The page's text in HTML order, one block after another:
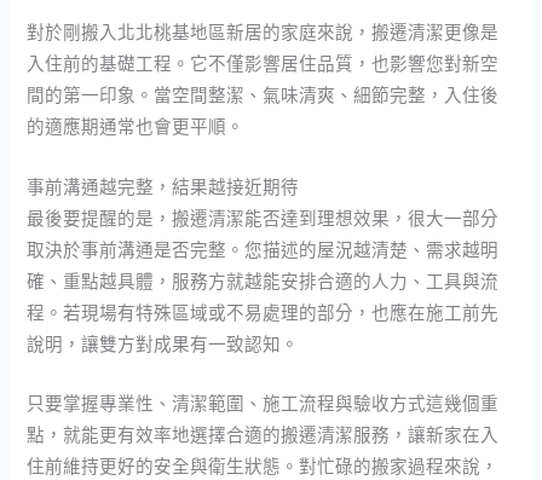
對於剛搬入北北桃基地區新居的家庭來說，搬遷清潔更像是
入住前的基礎工程。它不僅影響居住品質，也影響您對新空
間的第一印象。當空間整潔、氣味清爽、細節完整，入住後
的適應期通常也會更平順。
事前溝通越完整，結果越接近期待
最後要提醒的是，搬遷清潔能否達到理想效果，很大一部分
取決於事前溝通是否完整。您描述的屋況越清楚、需求越明
確、重點越具體，服務方就越能安排合適的人力、工具與流
程。若現場有特殊區域或不易處理的部分，也應在施工前先
說明，讓雙方對成果有一致認知。
只要掌握專業性、清潔範圍、施工流程與驗收方式這幾個重
點，就能更有效率地選擇合適的搬遷清潔服務，讓新家在入
住前維持更好的安全與衛生狀態。對忙碌的搬家過程來說，